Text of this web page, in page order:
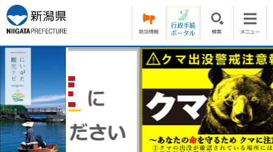
ー
ジ
の
す。
ニ
ュ
ー
て
本
文
へ